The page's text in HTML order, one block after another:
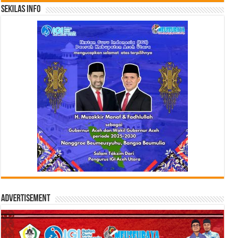
Sekilas Info
Advertisement